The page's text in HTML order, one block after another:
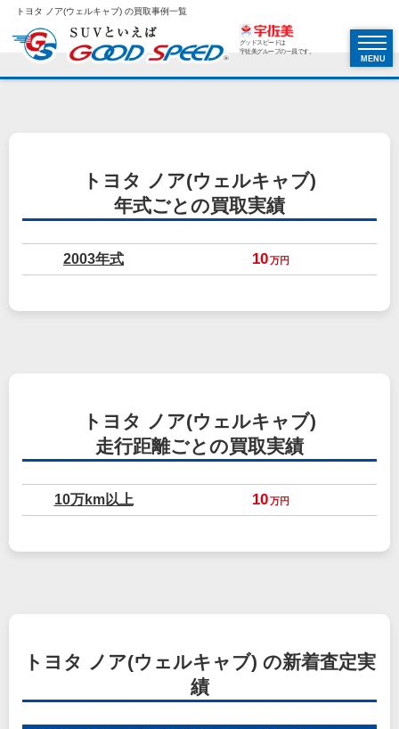
トヨタ ノア(ウェルキャブ) の買取事例一覧
グッドスピードは
宇佐美グループの一員です。
MENU
トヨタ ノア(ウェルキャブ)
年式ごとの買取実績
2003年式 10万円
トヨタ ノア(ウェルキャブ)
走行距離ごとの買取実績
10万km以上 10万円
トヨタ ノア(ウェルキャブ) の新着査定実
績